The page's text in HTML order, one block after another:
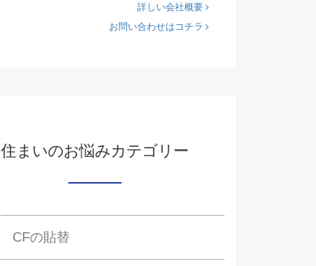
詳しい会社概要
お問い合わせはコチラ
住まいのお悩みカテゴリー
CFの貼替